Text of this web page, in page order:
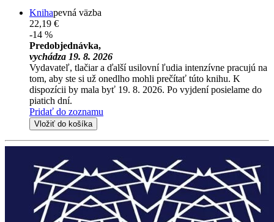
Knihapevná väzba
22,19 €
-14 %
Predobjednávka,
vychádza 19. 8. 2026
Vydavateľ, tlačiar a ďalší usilovní ľudia intenzívne pracujú na
tom, aby ste si už onedlho mohli prečítať túto knihu. K
dispozícii by mala byť 19. 8. 2026. Po vyjdení posielame do
piatich dní.
Pridať do zoznamu
Vložiť do košíka